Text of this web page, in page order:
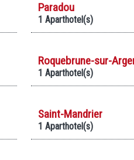
Paradou
1 Aparthotel(s)
Roquebrune-sur-
1 Aparthotel(s)
Saint-Mandrier
1 Aparthotel(s)